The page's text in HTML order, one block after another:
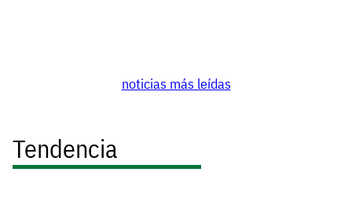
noticias más leídas
Tendencia